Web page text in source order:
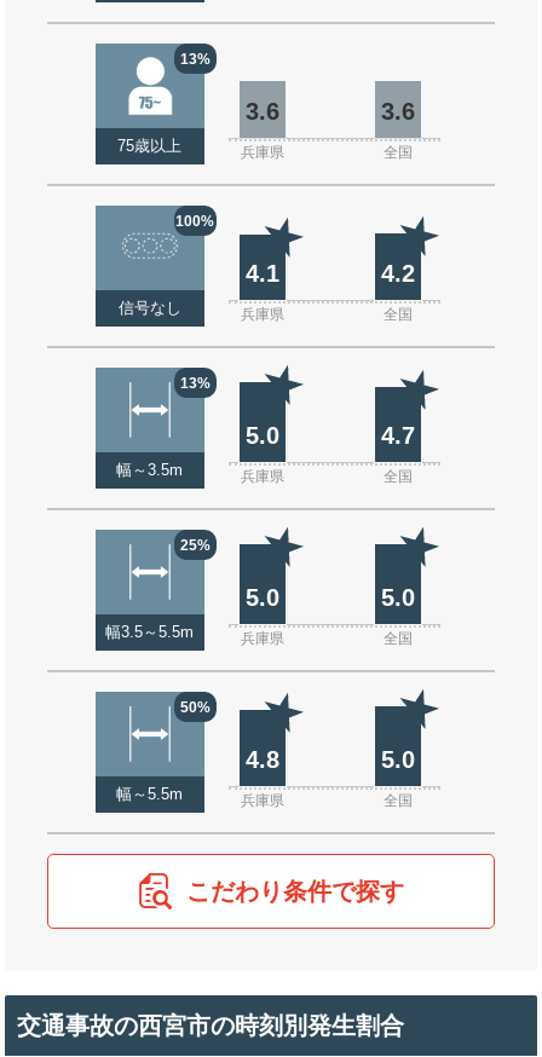
13%
75歳以上
3.6 3.6
兵庫県 全国
100%
信号なし
4.1 4.2
兵庫県 全国
13%
幅～3.5m
5.0 4.7
兵庫県 全国
25%
幅3.5～5.5m
5.0 5.0
兵庫県 全国
50%
幅～5.5m
4.8 5.0
兵庫県 全国
こだわり条件で探す
交通事故の西宮市の時刻別発生割合